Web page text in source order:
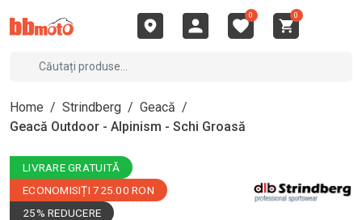
0 0
Home / Strindberg / Geacă /
Geacă Outdoor - Alpinism - Schi Groasă
LIVRARE GRATUITĂ
ECONOMISIȚI 725.00 RON
25% REDUCERE